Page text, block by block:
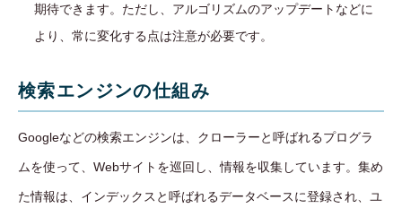
期待できます。ただし、アルゴリズムのアップデートなどに
より、常に変化する点は注意が必要です。
検索エンジンの仕組み
Googleなどの検索エンジンは、クローラーと呼ばれるプログラ
ムを使って、Webサイトを巡回し、情報を収集しています。集め
た情報は、インデックスと呼ばれるデータベースに登録され、ユ